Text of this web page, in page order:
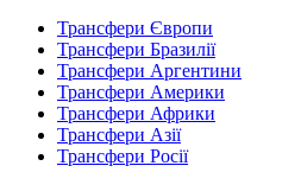
Трансфери Європи
Трансфери Бразилії
Трансфери Аргентини
Трансфери Америки
Трансфери Африки
Трансфери Азії
Трансфери Росії